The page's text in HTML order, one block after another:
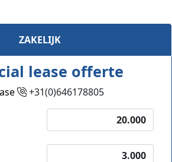
ZAKELIJK
lease offerte
+31(0)646178805